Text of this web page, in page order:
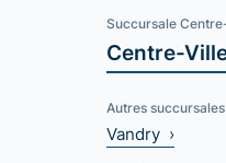
Succursale
Centre-
Autres succursales
Vandry ›